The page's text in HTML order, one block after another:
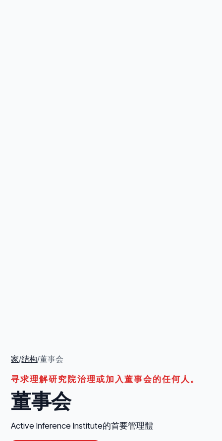
家/结构/董事会
寻求理解研究院治理或加入董事会的任何人。
董事会
Active Inference Institute的首要管理體